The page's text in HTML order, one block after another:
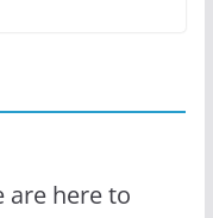
are here to